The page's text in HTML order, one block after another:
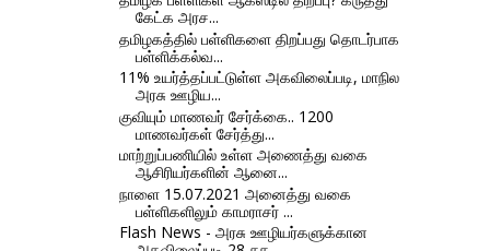
கேட்க அரச...
தமிழகத்தில் பள்ளிகளை திறப்பது தொடர்பாக
பள்ளிக்கல்வ...
11% உயர்த்தப்பட்டுள்ள அகவிலைப்படி, மாநில
அரசு ஊழிய...
குவியும் மாணவர் சேர்க்கை.. 1200
மாணவர்கள் சேர்த்து...
மாற்றுப்பணியில் உள்ள அணைத்து வகை
ஆசிரியர்களின் ஆனை...
நாளை 15.07.2021 அனைத்து வகை
பள்ளிகளிலும் காமராசர் ...
Flash News - அரசு ஊழியர்களுக்கான